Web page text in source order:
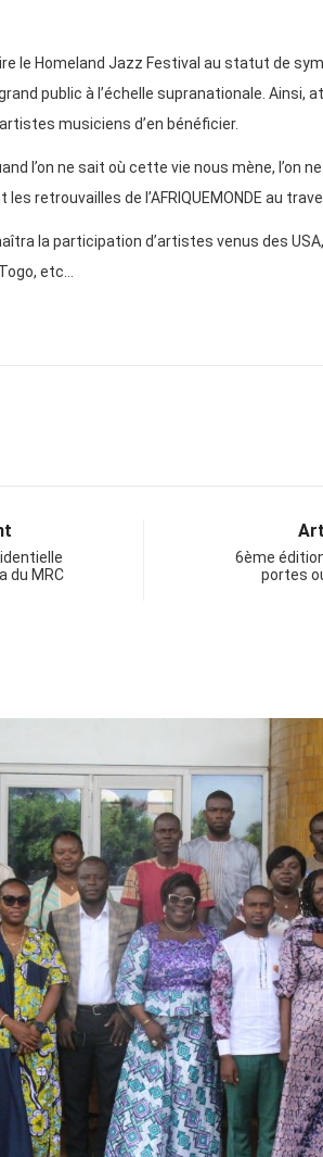
le Homeland Jazz Festival au statut de
public à l’échelle supranationale. Ainsi,
musiciens d’en bénéficier.
l’on ne sait où cette vie nous mène, l’on ne
retrouvailles de l’AFRIQUEMONDE au
la participation d’artistes venus des
etc…
du MRC
6ème
portes